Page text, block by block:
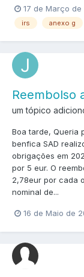
17 de Março de
irs anexo g
Reembolso
um tópico
Boa tarde, Queria
benfica SAD
obrigações em
por 5 eur. O
2,78eur por cada
nominal de...
16 de Maio de